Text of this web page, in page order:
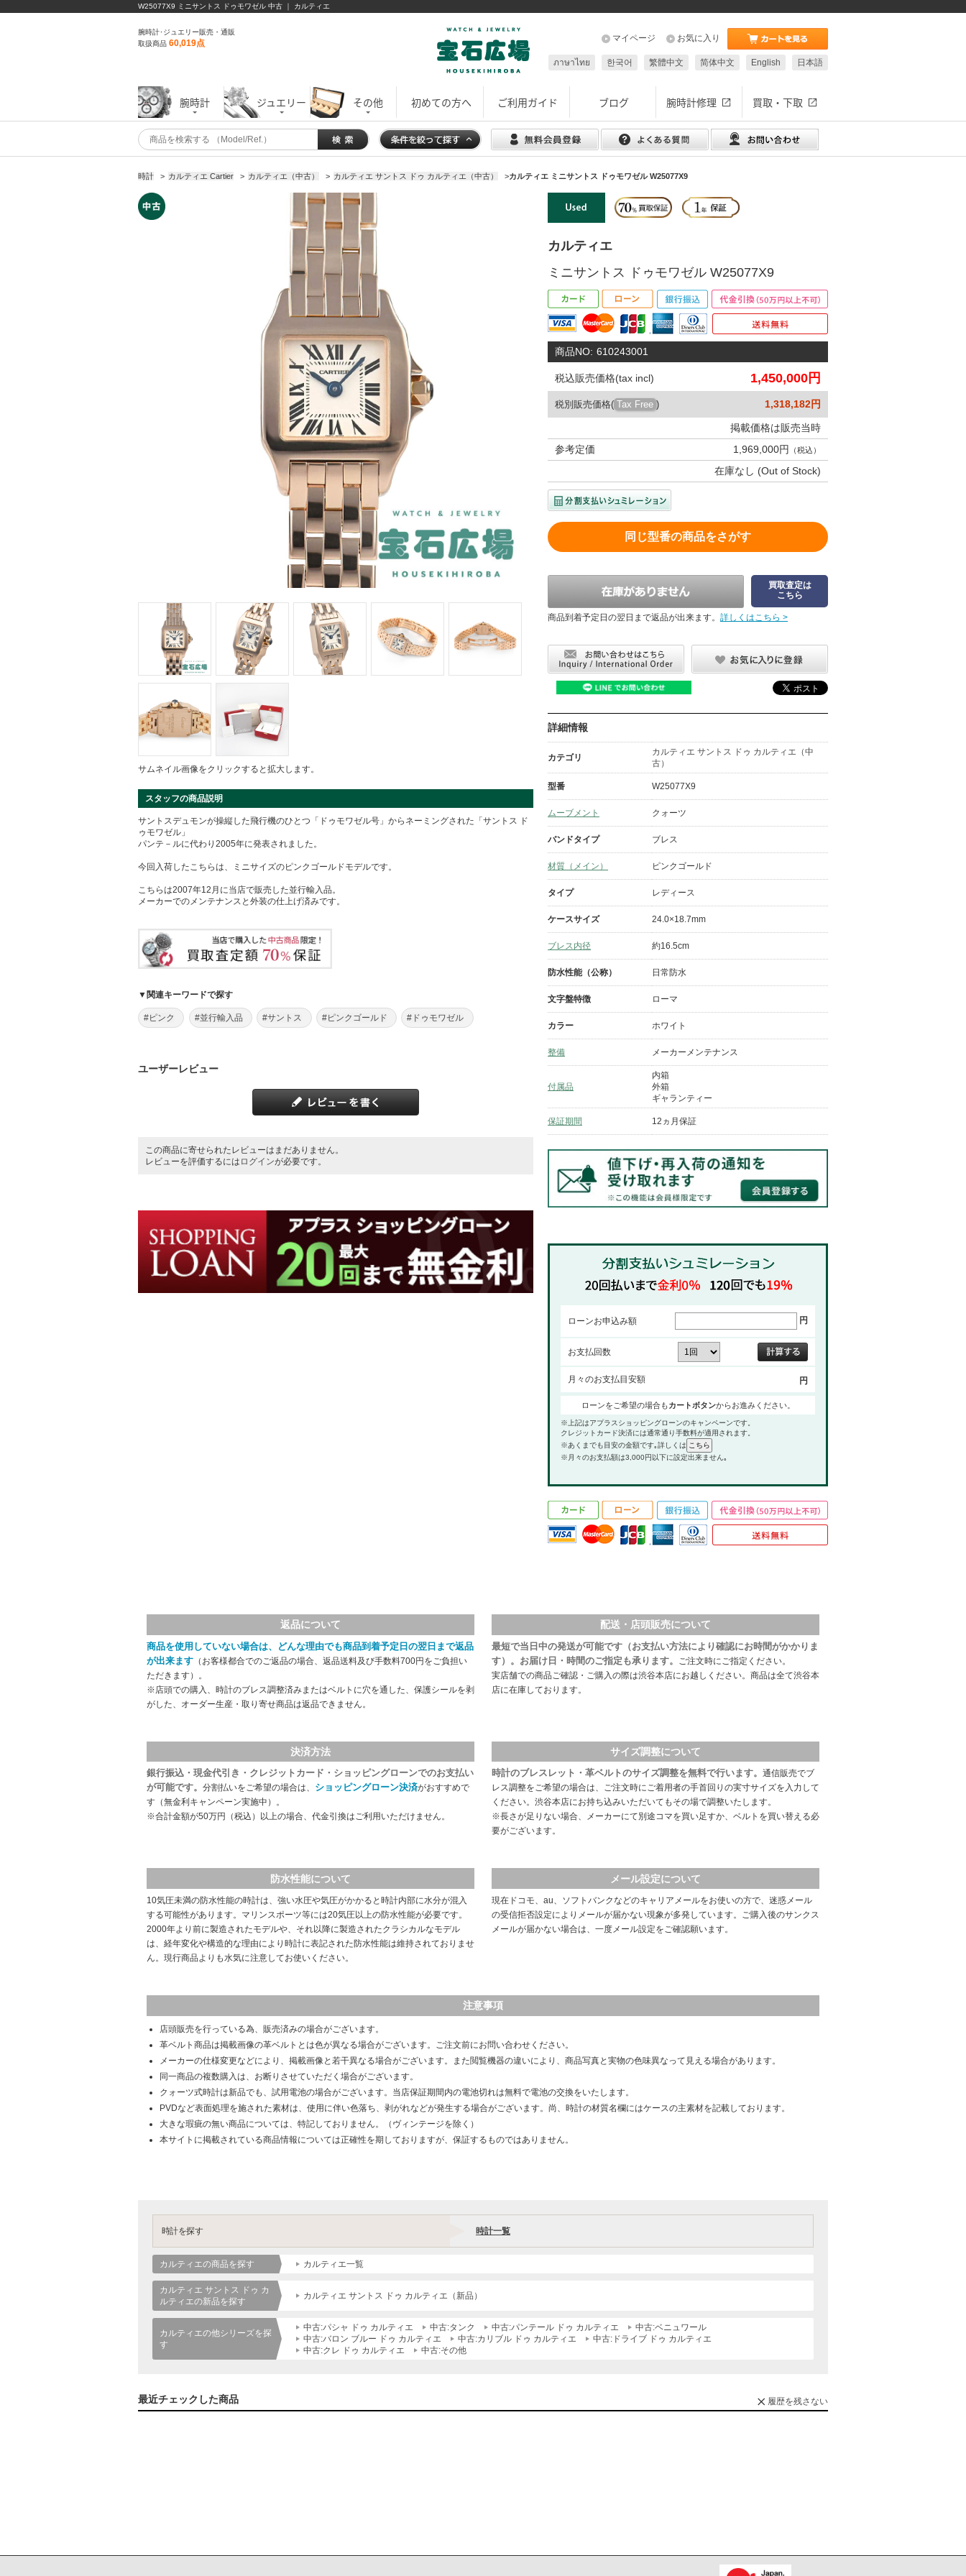
W25077X9 ミニサントス ドゥモワゼル 中古 ｜ カルティエ
腕時計･ジュエリー販売・通販
取扱商品 60,019点 お気に入り
マイページ
日本語
English
简体中文
繁體中文
한국어
ภาษาไทย
腕時計 ジュエリー その他 初めての方へ ご利用ガイド ブログ 腕時計修理 買取・下取
時計 > カルティエ Cartier > カルティエ（中古） > カルティエ サントス ドゥ カルティエ（中古） >カルティエ ミニサントス ドゥモワゼル W25077X9
サムネイル画像をクリックすると拡大します。
スタッフの商品説明
サントスデュモンが操縦した飛行機のひとつ「ドゥモワゼル号」からネーミングされた「サントス ド
ゥモワゼル」
パンテ－ルに代わり2005年に発表されました。
今回入荷したこちらは、ミニサイズのピンクゴールドモデルです。
こちらは2007年12月に当店で販売した並行輸入品。
メーカーでのメンテナンスと外装の仕上げ済みです。
▼関連キーワードで探す
#ピンク #並行輸入品 #サントス #ピンクゴールド #ドゥモワゼル
ユーザーレビュー
この商品に寄せられたレビューはまだありません。
レビューを評価するには ログインが必要です。
カルティエ
ミニサントス ドゥモワゼル W25077X9
商品NO: 610243001
税込販売価格(tax incl) 1,450,000円
税別販売価格( Tax Free ) 1,318,182円
掲載価格は販売当時
参考定価
1,969,000円 （税込）
在庫なし (Out of Stock)
同じ型番の商品をさがす
買取査定は
こちら
商品到着予定日の翌日まで返品が出来ます。 詳しくはこちら >
詳細情報
カテゴリ
カルティエ サントス ドゥ カルティエ（中
古）
型番 W25077X9
ムーブメント クォーツ
バンドタイプ ブレス
材質（メイン） ピンクゴールド
タイプ レディース
ケースサイズ 24.0×18.7mm
ブレス内径 約16.5cm
防水性能（公称） 日常防水
文字盤特徴 ローマ
カラー ホワイト
整備 メーカーメンテナンス
付属品
内箱
外箱
ギャランティー
保証期間 12ヵ月保証
ローンお申込み額 円
お支払回数
月々のお支払目安額 円
ローンをご希望の場合もカートボタンからお進みください。
※上記はアプラスショッピングローンのキャンペーンです。
クレジットカード決済には通常通り手数料が適用されます。
※あくまでも目安の金額です｡詳しくは
※月々のお支払額は3,000円以下に設定出来ません｡
返品について
商品を使用していない場合は、どんな理由でも商品到着予定日の翌日まで返品
が出来ます （お客様都合でのご返品の場合、返品送料及び手数料700円をご負担い
ただきます）。
※店頭での購入、時計のブレス調整済みまたはベルトに穴を通した、保護シールを剥
がした、オーダー生産・取り寄せ商品は返品できません。
配送・店頭販売について
最短で当日中の発送が可能です（お支払い方法により確認にお時間がかかりま
す）。お届け日・時間のご指定も承ります。
ご注文時にご指定ください。
実店舗での商品ご確認・ご購入の際は渋谷本店にお越しください。商品は全て渋谷本
店に在庫しております。
決済方法
銀行振込・現金代引き・クレジットカード・ショッピングローンでのお支払い
が可能です。 分割払いをご希望の場合は、 ショッピングローン決済がおすすめで
す（無金利キャンペーン実施中）。
※合計金額が50万円（税込）以上の場合、代金引換はご利用いただけません。
サイズ調整について
時計のブレスレット・革ベルトのサイズ調整を無料で行います。 通信販売でブ
レス調整をご希望の場合は、ご注文時にご着用者の手首回りの実寸サイズを入力して
ください。渋谷本店にお持ち込みいただいてもその場で調整いたします。
※長さが足りない場合、メーカーにて別途コマを買い足すか、ベルトを買い替える必
要がございます。
防水性能について
10気圧未満の防水性能の時計は、強い水圧や気圧がかかると時計内部に水分が混入
する可能性があります。マリンスポーツ等には20気圧以上の防水性能が必要です。
2000年より前に製造されたモデルや、それ以降に製造されたクラシカルなモデル
は、経年変化や構造的な理由により時計に表記された防水性能は維持されておりませ
ん。現行商品よりも水気に注意してお使いください。
メール設定について
現在ドコモ、au、ソフトバンクなどのキャリアメールをお使いの方で、迷惑メール
の受信拒否設定によりメールが届かない現象が多発しています。ご購入後のサンクス
メールが届かない場合は、一度メール設定をご確認願います。
注意事項
店頭販売を行っている為、販売済みの場合がございます。
革ベルト商品は掲載画像の革ベルトとは色が異なる場合がございます。ご注文前にお問い合わせください。
メーカーの仕様変更などにより、掲載画像と若干異なる場合がございます。また閲覧機器の違いにより、商品写真と実物の色味異なって見える場合があります。
同一商品の複数購入は、お断りさせていただく場合がございます。
クォーツ式時計は新品でも、試用電池の場合がございます。当店保証期間内の電池切れは無料で電池の交換をいたします。
PVDなど表面処理を施された素材は、使用に伴い色落ち、剥がれなどが発生する場合がございます。尚、時計の材質名欄にはケースの主素材を記載しております。
大きな瑕疵の無い商品については、特記しておりません。（ヴィンテージを除く）
本サイトに掲載されている商品情報については正確性を期しておりますが、保証するものではありません。
時計を探す 時計一覧
カルティエの商品を探す カルティエ一覧
カルティエ サントス ドゥ カ
ルティエの新品を探す
カルティエ サントス ドゥ カルティエ（新品）
カルティエの他シリーズを探
す
中古:パシャ ドゥ カルティエ 中古:タンク 中古:パンテール ドゥ カルティエ
中古:ベニュワール
中古:バロン ブルー ドゥ カルティエ
中古:カリブル ドゥ カルティエ
中古:ドライブ ドゥ カルティエ
中古:クレ ドゥ カルティエ
中古:その他
最近チェックした商品 履歴を残さない